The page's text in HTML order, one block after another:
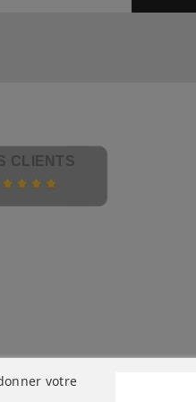
votre
CLIENTS